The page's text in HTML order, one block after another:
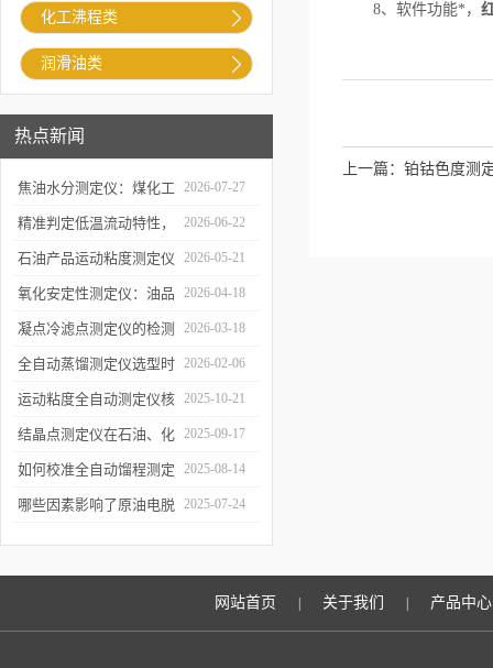
化工沸程类
润滑油类
热点新闻
焦油水分测定仪：煤化工
生产提质降耗的检测支撑
2026-07-27
精准判定低温流动特性，
凝点倾点测定仪助力油品
质量检测
2026-06-22
石油产品运动粘度测定仪
的技术原理与行业应用
2026-05-21
氧化安定性测定仪：油品
寿命的“时间加速器”
2026-04-18
凝点冷滤点测定仪的检测
误差来源与控制
2026-03-18
全自动蒸馏测定仪选型时
需重点关注哪些参数？
2026-02-06
运动粘度全自动测定仪核
心原理
2025-10-21
结晶点测定仪在石油、化
工、燃料行业中的关键作
用
2025-09-17
如何校准全自动馏程测定
仪以确保数据准确性？
2025-08-14
哪些因素影响了原油电脱 2025-07-24
8、软件功能*，
上一篇： 铂钴色度测
网站首页 关于我们 产品中心